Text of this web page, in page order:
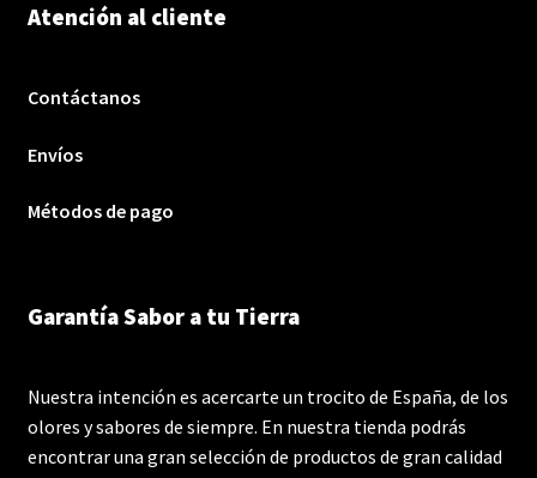
Atención al cliente
Contáctanos
Envíos
Métodos de pago
Garantía Sabor a tu Tierra
Nuestra intención es acercarte un trocito de España, de los
olores y sabores de siempre. En nuestra tienda podrás
encontrar una gran selección de productos de gran calidad